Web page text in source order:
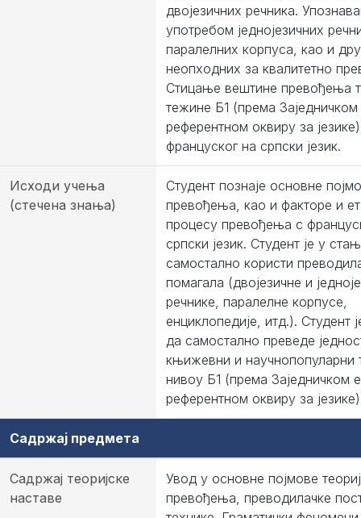
двојезичних речника.
употребом једнојезичних
паралелних корпуса, као и
неопходних за квалитетно
Стицање вештине превођења
тежине Б1 (према
референтном оквиру за
француског на српски језик.
Исходи учења
(стечена знања)
Студент познаје основне
превођења, као и факторе и
процесу превођења с
српски језик. Студент је у
самостално користи
помагала (двојезичне и
речнике, паралелне корпусе,
енциклопедије, итд.). Студент
да самостално преведе
књижевни и научнопопуларни
нивоу Б1 (према Заједничком
референтном оквиру за језике)
Садржај предмета
Садржај теоријске
наставе
Увод у основне појмове
превођења, преводилачке